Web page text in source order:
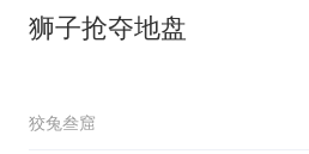
狮子抢夺地盘
狡兔叁窟